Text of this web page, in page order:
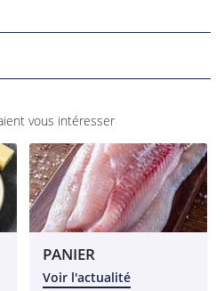
RESTEZ
INSCRIPTION
vous intéresser
PANIER
Voir l'actualité